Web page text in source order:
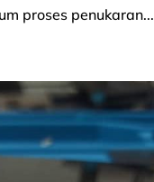
proses penukaran...